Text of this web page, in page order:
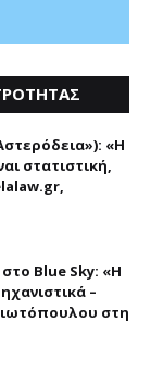
«Η
στατιστική,
Blue Sky: «Η
–
στη